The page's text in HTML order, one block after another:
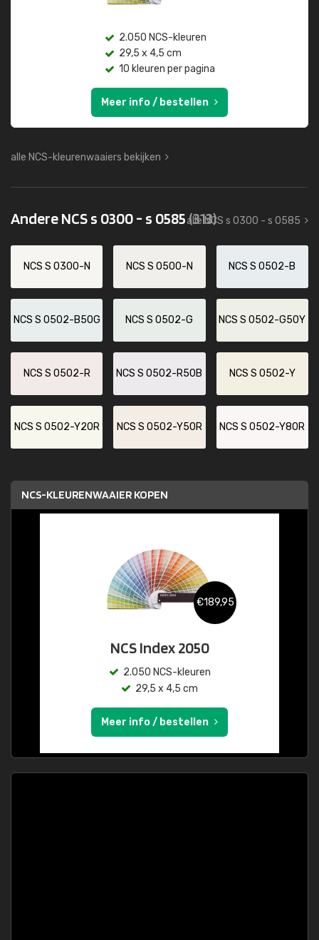
2.050 NCS-kleuren
29,5 x 4,5 cm
10 kleuren per pagina
Meer info / bestellen
alle NCS-kleurenwaaiers bekijken
Andere NCS s 0300 - s 0585(313)
alle NCS s 0300 - s 0585
NCS S 0300-N NCS S 0500-N NCS S 0502-B
NCS S 0502-B50G NCS S 0502-G NCS S 0502-G50Y
NCS S 0502-R NCS S 0502-R50B NCS S 0502-Y
NCS S 0502-Y20R NCS S 0502-Y50R NCS S 0502-Y80R
NCS-KLEURENWAAIER KOPEN
€189,95
NCS Index 2050
2.050 NCS-kleuren
29,5 x 4,5 cm
Meer info / bestellen